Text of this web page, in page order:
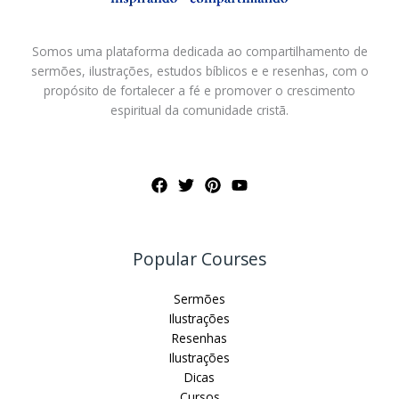
Somos uma plataforma dedicada ao compartilhamento de
sermões, ilustrações, estudos bíblicos e e resenhas, com o
propósito de fortalecer a fé e promover o crescimento
espiritual da comunidade cristã.
Popular Courses
Sermões
Ilustrações
Resenhas
Ilustrações
Dicas